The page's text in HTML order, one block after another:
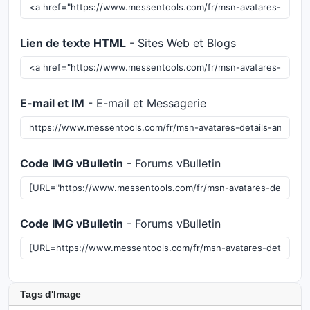
Lien de texte HTML - Sites Web et Blogs
E-mail et IM - E-mail et Messagerie
Code IMG vBulletin - Forums vBulletin
Code IMG vBulletin - Forums vBulletin
Tags d'Image